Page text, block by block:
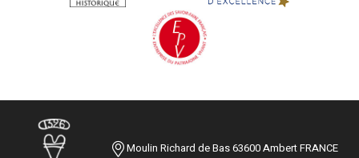
Moulin Richard de Bas 63600 Ambert FRANCE